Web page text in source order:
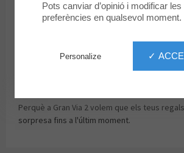
teus regals
Durant tot l'any t'oferim el nostre servei
Perquè a Gran Via 2 volem que els teus
sorpresa fins a l'últim moment.
Pots canviar d’opinió i modificar
preferències en qualsevol moment.
✓
Personalize